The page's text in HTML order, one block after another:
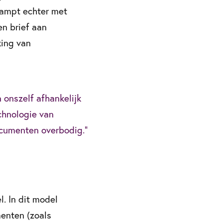
echter met
brief aan
van
onszelf afhankelijk
van
overbodig.”
In dit model
(zoals